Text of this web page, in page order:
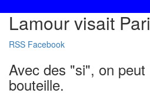
Lamour visait
RSS Facebook
Avec des "si", on
bouteille.